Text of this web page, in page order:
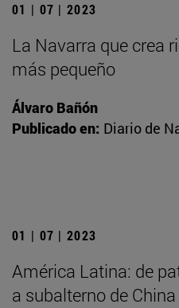
01 | 07 | 2023
La Navarra que crea
más pequeño
Álvaro Bañón
Publicado en: Diario de
01 | 07 | 2023
América Latina: de
a subalterno de China